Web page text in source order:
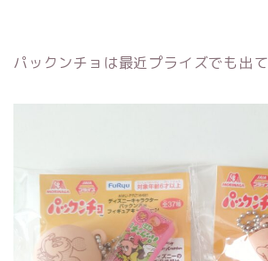
パックンチョは最近プライズでも出